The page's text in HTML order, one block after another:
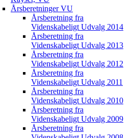
Årsberetninger VU
Årsberetning fra
Videnskabeligt Udvalg 2014
Årsberetning fra
Videnskabeligt Udvalg 2013
Årsberetning fra
Videnskabeligt Udvalg 2012
Årsberetning fra
Videnskabeligt Udvalg 2011
Årsberetning fra
Videnskabeligt Udvalg 2010
Årsberetning fra
Videnskabeligt Udvalg 2009
Årsberetning fra